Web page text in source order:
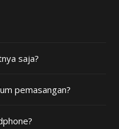
saja?
pemasangan?